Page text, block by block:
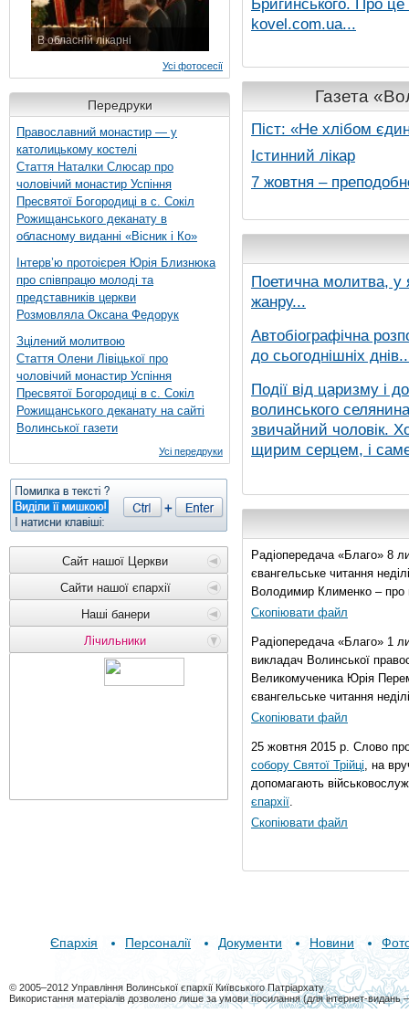
В обласній лікарні
Усі фотосесії
Передруки
Православний монастир — у
католицькому костелі
Стаття Наталки Слюсар про
чоловічий монастир Успіння
Пресвятої Богородиці в с. Сокіл
Рожищанського деканату в
обласному виданні «Вісник і Ко»
Інтерв’ю протоієрея Юрія Близнюка
про співпрацю молоді та
представників церкви
Розмовляла Оксана Федорук
Зцілений молитвою
Стаття Олени Лівіцької про
чоловічий монастир Успіння
Пресвятої Богородиці в с. Сокіл
Рожищанського деканату на сайті
Волинської газети
Усі передруки
Сайт нашої Церкви
Сайти нашої єпархії
Наші банери
Лічильники
Бригинського. Про
kovel.com.ua...
Газета
Піст: «Не хлібом
Істинний лікар
7 жовтня –
Поетична молитва, у
жанру...
Автобіографічна
до сьогоднішніх
Події від царизму і
волинського
звичайний чоловік.
щирим серцем, і
Радіопередача «Благо» 8
євангельське читання
Володимир Клименко – про
Скопіювати файл
Радіопередача «Благо» 1
викладач Волинської
Великомученика Юрія
євангельське читання
Скопіювати файл
25 жовтня 2015 р. Слово
собору Святої Трійці, на
допомагають
єпархії.
Скопіювати файл
Єпархія Персоналії Документи Новини
© 2005–2012 Управління Волинської єпархії Київського Патріархату
Використання матеріалів дозволено лише за умови посилання (для інтернет-видань